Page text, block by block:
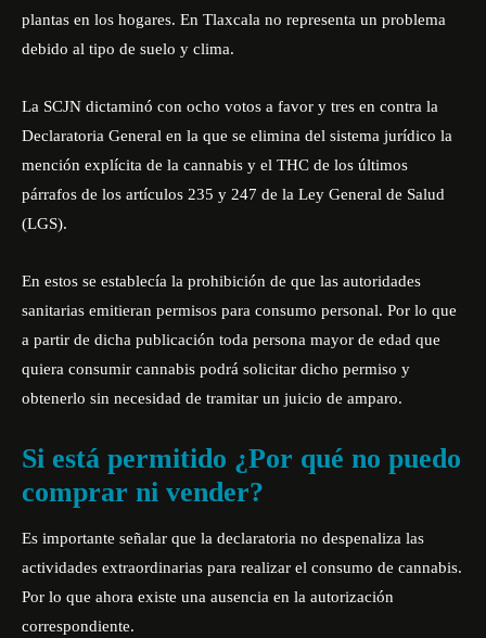
plantas en los hogares. En Tlaxcala no representa un problema
debido al tipo de suelo y clima.
La SCJN dictaminó con ocho votos a favor y tres en contra la
Declaratoria General en la que se elimina del sistema jurídico la
mención explícita de la cannabis y el THC de los últimos
párrafos de los artículos 235 y 247 de la Ley General de Salud
(LGS).
En estos se establecía la prohibición de que las autoridades
sanitarias emitieran permisos para consumo personal. Por lo que
a partir de dicha publicación toda persona mayor de edad que
quiera consumir cannabis podrá solicitar dicho permiso y
obtenerlo sin necesidad de tramitar un juicio de amparo.
Si está permitido ¿Por qué no puedo
comprar ni vender?
Es importante señalar que la declaratoria no despenaliza las
actividades extraordinarias para realizar el consumo de cannabis.
Por lo que ahora existe una ausencia en la autorización
correspondiente.